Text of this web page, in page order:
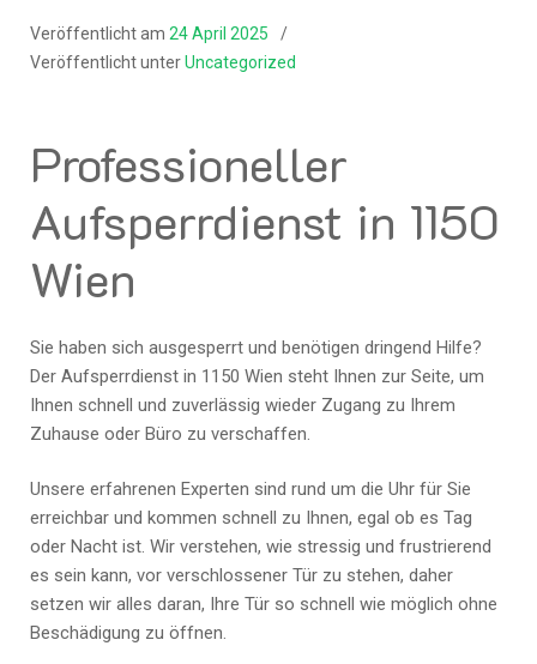
Veröffentlicht am 24 April 2025
Veröffentlicht unterUncategorized
Professioneller
Aufsperrdienst in 1150
Wien
Sie haben sich ausgesperrt und benötigen dringend Hilfe?
Der Aufsperrdienst in 1150 Wien steht Ihnen zur Seite, um
Ihnen schnell und zuverlässig wieder Zugang zu Ihrem
Zuhause oder Büro zu verschaffen.
Unsere erfahrenen Experten sind rund um die Uhr für Sie
erreichbar und kommen schnell zu Ihnen, egal ob es Tag
oder Nacht ist. Wir verstehen, wie stressig und frustrierend
es sein kann, vor verschlossener Tür zu stehen, daher
setzen wir alles daran, Ihre Tür so schnell wie möglich ohne
Beschädigung zu öffnen.